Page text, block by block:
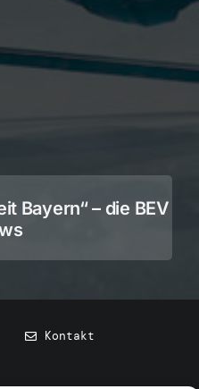
Bayern“ – die BEV
Kontakt